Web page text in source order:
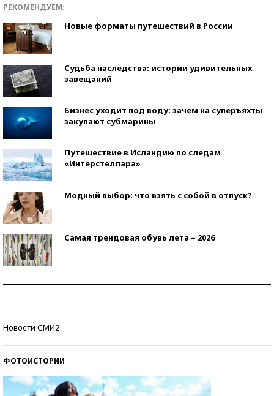
РЕКОМЕНДУЕМ:
Новые форматы путешествий в России
Судьба наследства: истории удивительных
завещаний
Бизнес уходит под воду: зачем на суперъяхты
закупают субмарины
Путешествие в Исландию по следам
«Интерстеллара»
Модный выбор: что взять с собой в отпуск?
Самая трендовая обувь лета – 2026
Новости СМИ2
ФОТОИСТОРИИ